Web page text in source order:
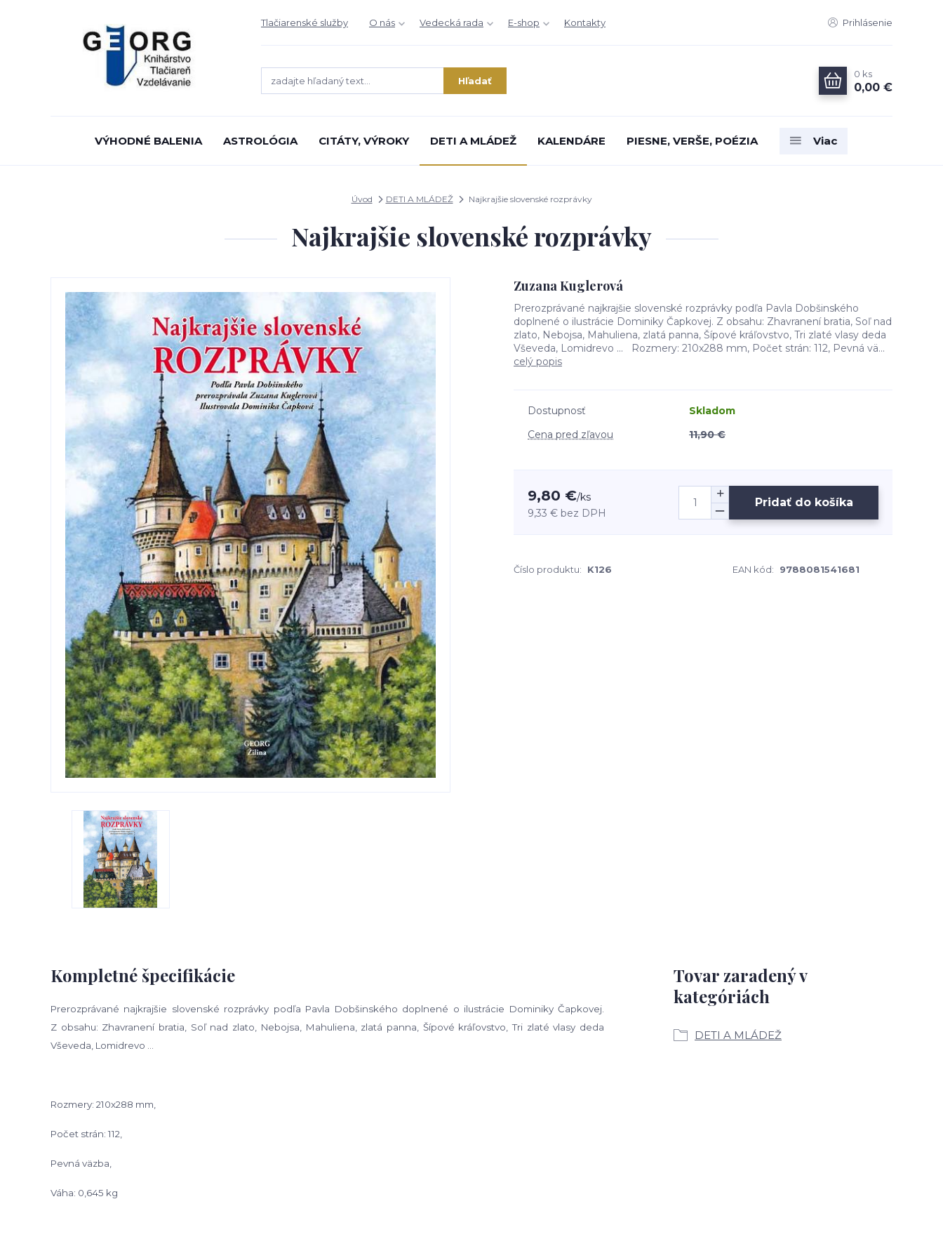
Tlačiarenské služby O nás Vedecká rada E-shop Kontakty Prihlásenie
Hľadať
0 ks
0,00 €
VÝHODNÉ BALENIA ASTROLÓGIA CITÁTY, VÝROKY DETI A MLÁDEŽ KALENDÁRE PIESNE, VERŠE, POÉZIA Viac
Úvod DETI A MLÁDEŽ Najkrajšie slovenské rozprávky
Najkrajšie slovenské rozprávky
Zuzana Kuglerová
Prerozprávané najkrajšie slovenské rozprávky podľa Pavla Dobšinského
doplnené o ilustrácie Dominiky Čapkovej. Z obsahu: Zhavranení bratia, Soľ nad
zlato, Nebojsa, Mahuliena, zlatá panna, Šípové kráľovstvo, Tri zlaté vlasy deda
Vševeda, Lomidrevo ... Rozmery: 210x288 mm, Počet strán: 112, Pevná vä...
celý popis
Dostupnosť
Skladom
Cena pred zľavou
11,90 €
9,80 €/ks
9,33 € bez DPH
Pridať do košíka
Číslo produktu: K126 EAN kód: 9788081541681
Kompletné špecifikácie
Prerozprávané najkrajšie slovenské rozprávky podľa Pavla Dobšinského doplnené o ilustrácie Dominiky Čapkovej.
Z obsahu: Zhavranení bratia, Soľ nad zlato, Nebojsa, Mahuliena, zlatá panna, Šípové kráľovstvo, Tri zlaté vlasy deda
Vševeda, Lomidrevo ...
Rozmery: 210x288 mm,
Počet strán: 112,
Pevná väzba,
Váha: 0,645 kg
Tovar zaradený v
kategóriách
DETI A MLÁDEŽ